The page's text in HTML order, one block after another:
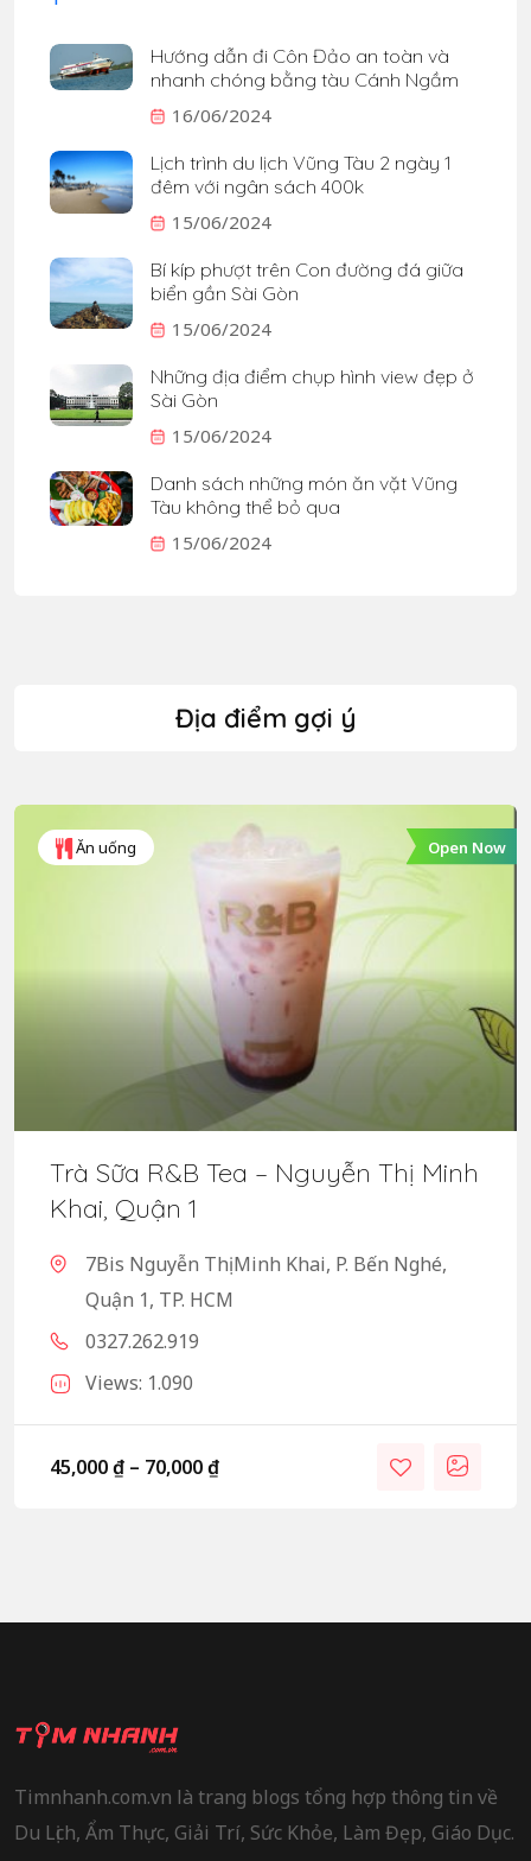
Hướng dẫn đi Côn Đảo an toàn và
nhanh chóng bằng tàu Cánh Ngầm
16/06/2024
Lịch trình du lịch Vũng Tàu 2 ngày 1
đêm với ngân sách 400k
15/06/2024
Bí kíp phượt trên Con đường đá giữa
biển gần Sài Gòn
15/06/2024
Những địa điểm chụp hình view đẹp ở
Sài Gòn
15/06/2024
Danh sách những món ăn vặt Vũng
Tàu không thể bỏ qua
15/06/2024
Địa điểm gợi ý
Ăn uống Open Now
Trà Sữa R&B Tea – Nguyễn Thị Minh
Khai, Quận 1
7Bis Nguyễn Thị Minh Khai, P. Bến Nghé,
Quận 1, TP. HCM
0327.262.919
Views: 1.090
45,000₫ – 70,000₫
Timnhanh.com.vn là trang blogs tổng hợp thông tin về
Du Lịch, Ẩm Thực, Giải Trí, Sức Khỏe, Làm Đẹp, Giáo Dục.